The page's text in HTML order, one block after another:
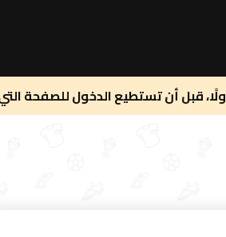
قبل أن تستطيع الدخول للصفحة